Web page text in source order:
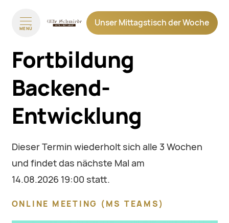
MENÜ
Unser Mittagstisch der Woche
Fortbildung
Backend-
Entwicklung
Dieser Termin wiederholt sich alle 3 Wochen
und findet das nächste Mal am
14.08.2026 19:00 statt.
ONLINE MEETING (MS TEAMS)